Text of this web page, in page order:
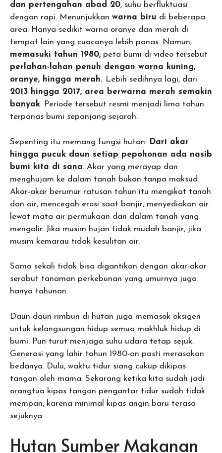
dan pertengahan abad 20, suhu berfluktuasi
dengan rapi. Menunjukkan warna biru di beberapa
area. Hanya sedikit warna oranye dan merah di
tempat lain yang cuacanya lebih panas. Namun,
memasuki tahun 1980, peta bumi di video tersebut
perlahan-lahan penuh dengan warna kuning,
oranye, hingga merah. Lebih sedihnya lagi, dari
2013 hingga 2017, area berwarna merah semakin
banyak. Periode tersebut resmi menjadi lima tahun
terpanas bumi sepanjang sejarah.
Sepenting itu memang fungsi hutan. Dari akar
hingga pucuk daun setiap pepohonan ada nasib
bumi kita di sana. Akar yang merayap dan
menghujam ke dalam tanah bukan tanpa maksud.
Akar-akar berumur ratusan tahun itu mengikat tanah
dan air, mencegah erosi saat banjir, menyediakan air
lewat mata air permukaan dan dalam tanah yang
mengalir. Jika musim hujan tidak mudah banjir, jika
musim kemarau tidak kesulitan air.
Sama sekali tidak bisa digantikan dengan akar-akar
serabut tanaman perkebunan yang umurnya juga
hanya tahunan.
Daun-daun rimbun di hutan juga memasok oksigen
untuk kelangsungan hidup semua makhluk hidup di
bumi. Pun turut menjaga suhu udara tetap sejuk.
Generasi yang lahir tahun 1980-an pasti merasakan
bedanya. Dulu, waktu tidur siang cukup dikipas
tangan oleh mama. Sekarang ketika kita sudah jadi
orangtua kipas tangan pengantar tidur sudah tidak
mempan, karena minimal kipas angin baru terasa
sejuknya.
Hutan Sumber Makanan